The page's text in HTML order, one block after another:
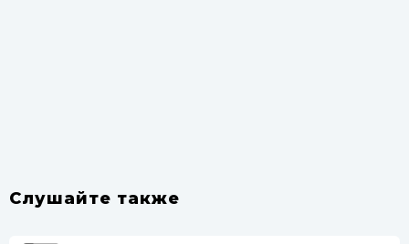
Слушайте также